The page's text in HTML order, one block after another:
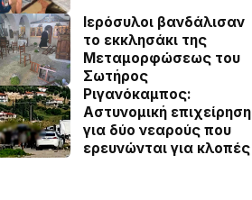
Ιερόσυλοι βανδάλισαν
το εκκλησάκι της
Μεταμορφώσεως του
Σωτήρος
Ριγανόκαμπος:
Αστυνομική επιχείρηση
για δύο νεαρούς που
ερευνώνται για κλοπές